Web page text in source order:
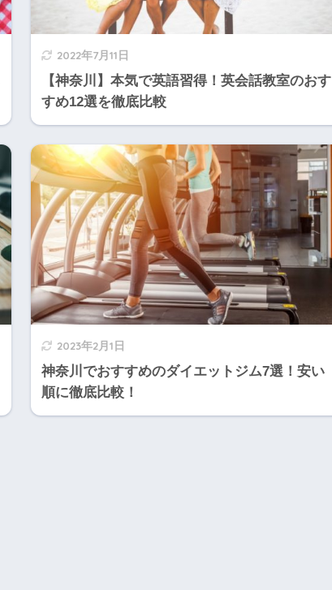
2022年7月11日
【神奈川】本気で英語習得！英会話教室のおす
すめ12選を徹底比較
2023年2月1日
神奈川でおすすめのダイエットジム7選！安い
順に徹底比較！